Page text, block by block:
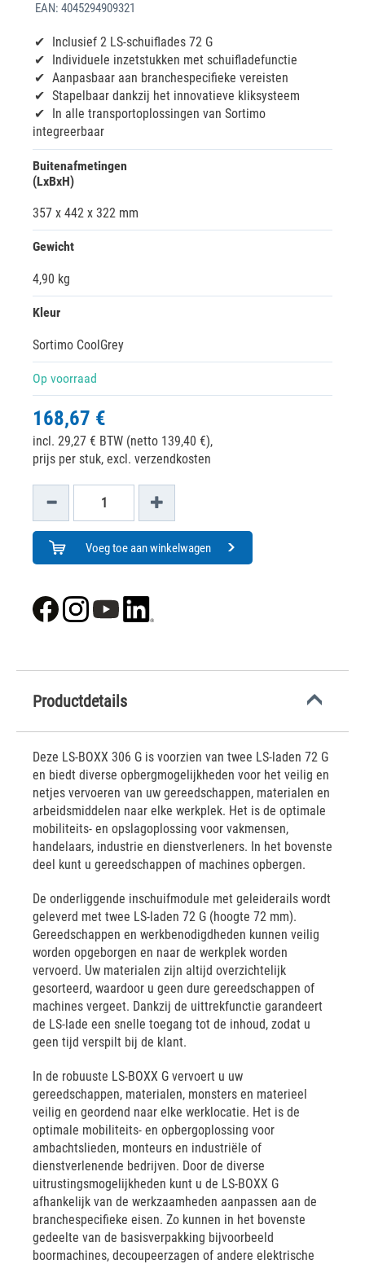
EAN: 4045294909321
Inclusief 2 LS-schuiflades 72 G
Individuele inzetstukken met schuifladefunctie
Aanpasbaar aan branchespecifieke vereisten
Stapelbaar dankzij het innovatieve kliksysteem
In alle transportoplossingen van Sortimo
integreerbaar
Buitenafmetingen
(LxBxH)
357 x 442 x 322 mm
Gewicht
4,90 kg
Kleur
Sortimo CoolGrey
Op voorraad
168,67 €
incl. 29,27 € BTW (netto 139,40 €),
prijs per stuk, excl. verzendkosten
Voeg toe aan winkelwagen
Productdetails
Deze LS-BOXX 306 G is voorzien van twee LS-laden 72 G
en biedt diverse opbergmogelijkheden voor het veilig en
netjes vervoeren van uw gereedschappen, materialen en
arbeidsmiddelen naar elke werkplek. Het is de optimale
mobiliteits- en opslagoplossing voor vakmensen,
handelaars, industrie en dienstverleners. In het bovenste
deel kunt u gereedschappen of machines opbergen.
De onderliggende inschuifmodule met geleiderails wordt
geleverd met twee LS-laden 72 G (hoogte 72 mm).
Gereedschappen en werkbenodigdheden kunnen veilig
worden opgeborgen en naar de werkplek worden
vervoerd. Uw materialen zijn altijd overzichtelijk
gesorteerd, waardoor u geen dure gereedschappen of
machines vergeet. Dankzij de uittrekfunctie garandeert
de LS-lade een snelle toegang tot de inhoud, zodat u
geen tijd verspilt bij de klant.
In de robuuste LS-BOXX G vervoert u uw
gereedschappen, materialen, monsters en materieel
veilig en geordend naar elke werklocatie. Het is de
optimale mobiliteits- en opbergoplossing voor
ambachtslieden, monteurs en industriële of
dienstverlenende bedrijven. Door de diverse
uitrustingsmogelijkheden kunt u de LS-BOXX G
afhankelijk van de werkzaamheden aanpassen aan de
branchespecifieke eisen. Zo kunnen in het bovenste
gedeelte van de basisverpakking bijvoorbeeld
boormachines, decoupeerzagen of andere elektrische